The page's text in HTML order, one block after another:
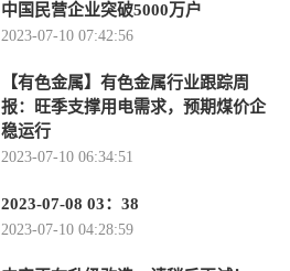
中国民营企业突破5000万户
2023-07-10 07:42:56
【有色金属】有色金属行业跟踪周
报：旺季支撑用电需求，预期煤价企
稳运行
2023-07-10 06:34:51
2023-07-08 03：38
2023-07-10 04:28:59